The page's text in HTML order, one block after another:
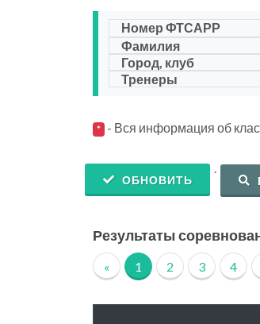
Номер ФТСАРР
Фамилия
Город, клуб
Тренеры
* - Вся информация об
ОБНОВИТЬ
.
Результаты
« 1 2 3 4